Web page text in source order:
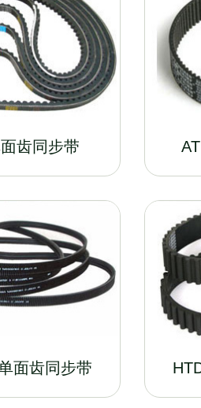
齿同步带
面齿同步带